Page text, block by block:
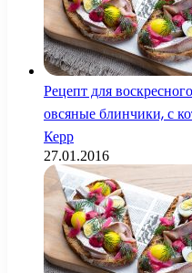
Рецепт для
овсяные блинчики, с
Керр
27.01.2016